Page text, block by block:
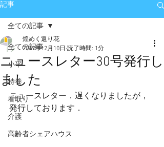
記事
全ての記事
小平
特養
看取り
介護
高齢者シェアハウス
全ての記事
ニュースレター30号発行し
ました
煌めく返り花
2019年12月10日 読了時間: 1分
ニュースレター．遅くなりましたが，
発行しております．